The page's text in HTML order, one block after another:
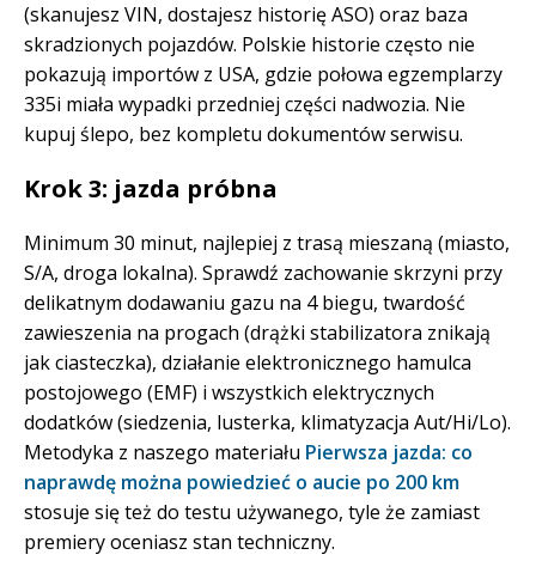
(skanujesz VIN, dostajesz historię ASO) oraz baza
skradzionych pojazdów. Polskie historie często nie
pokazują importów z USA, gdzie połowa egzemplarzy
335i miała wypadki przedniej części nadwozia. Nie
kupuj ślepo, bez kompletu dokumentów serwisu.
Krok 3: jazda próbna
Minimum 30 minut, najlepiej z trasą mieszaną (miasto,
S/A, droga lokalna). Sprawdź zachowanie skrzyni przy
delikatnym dodawaniu gazu na 4 biegu, twardość
zawieszenia na progach (drążki stabilizatora znikają
jak ciasteczka), działanie elektronicznego hamulca
postojowego (EMF) i wszystkich elektrycznych
dodatków (siedzenia, lusterka, klimatyzacja Aut/Hi/Lo).
Metodyka z naszego materiału Pierwsza jazda: co
naprawdę można powiedzieć o aucie po 200 km
stosuje się też do testu używanego, tyle że zamiast
premiery oceniasz stan techniczny.